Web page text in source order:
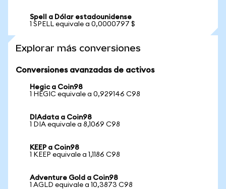
Spell a Dólar estadounidense
1 SPELL equivale a 0,0000797 $
Explorar más conversiones
Conversiones avanzadas de activos
Hegic a Coin98
1 HEGIC equivale a 0,929146 C98
DIAdata a Coin98
1 DIA equivale a 8,1069 C98
KEEP a Coin98
1 KEEP equivale a 1,1186 C98
Adventure Gold a Coin98
1 AGLD equivale a 10,3873 C98